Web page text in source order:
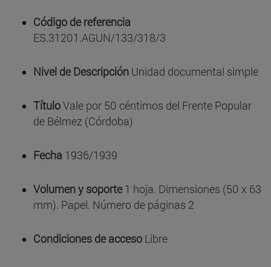
Código de referencia
ES.31201.AGUN/133/318/3
Nivel de Descripción Unidad documental simple
TítuloVale por 50 céntimos del Frente Popular
de Bélmez (Córdoba)
Fecha 1936/1939
Volumen y soporte1 hoja. Dimensiones (50 x 63
mm). Papel. Número de páginas 2
Condiciones de acceso Libre